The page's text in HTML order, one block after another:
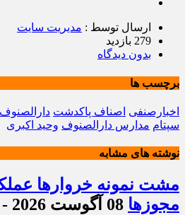
ارسال توسط : مدیریت سایت
279 بازدید
بدون دیدگاه
برچسب ها
اخبارصنفی اصناف پاکدشت دارالصنوف
سپتام مدارس دارالصنوف وحید اکبری
نوشته های مشابه
مشت نمونه خروارها
مجوزها 08 آگوست 2026 - 13:09